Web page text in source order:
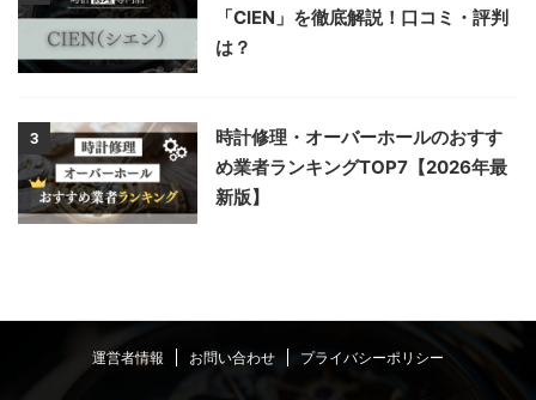
「CIEN」を徹底解説！口コミ・評判
は？
3
時計修理・オーバーホールのおすす
め業者ランキングTOP7【2026年最
新版】
運営者情報 お問い合わせ プライバシーポリシー